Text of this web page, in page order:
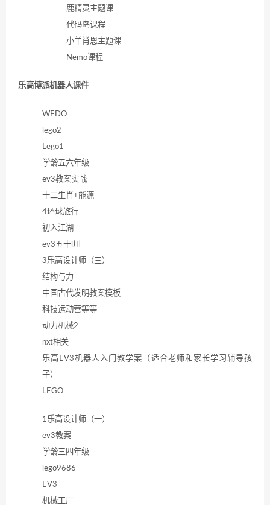
鹿精灵主题课
代码岛课程
小羊肖恩主题课
Nemo课程
乐高博派机器人课件
WEDO
lego2
Lego1
学龄五六年级
ev3教案实战
十二生肖+能源
4环球旅行
初入江湖
ev3五十l川
3乐高设计师（三）
结构与力
中国古代发明教案模板
科技运动营等等
动力机械2
nxt相关
乐高EV3机器人入门教学案（适合老师和家长学习辅导孩
子）
LEGO
1乐高设计师（一）
ev3教案
学龄三四年级
lego9686
EV3
机械工厂